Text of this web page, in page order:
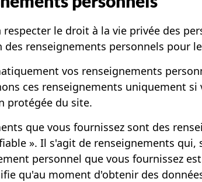
le droit à la vie privée des
renseignements personnels pour
vos renseignements
ces renseignements uniquement
protégée du site.
que vous fournissez sont des
». Il s'agit de renseignements qui,
personnel que vous fournissez
qu'au moment d'obtenir des